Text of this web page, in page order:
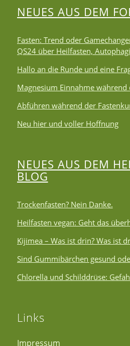
NEUES AUS DEM
Fasten: Trend oder
QS24 über Heilfasten,
Hallo an die Runde und eine
Magnesium Einnahme während
Abführen während der
Neu hier und voller Hoffnung
NEUES AUS DEM
BLOG
Trockenfasten? Nein Danke.
Heilfasten vegan: Geht das
Kijimea – Was ist drin? Was ist
Sind Gummibärchen gesund
Chlorella und Schilddrüse:
Links
Impressum